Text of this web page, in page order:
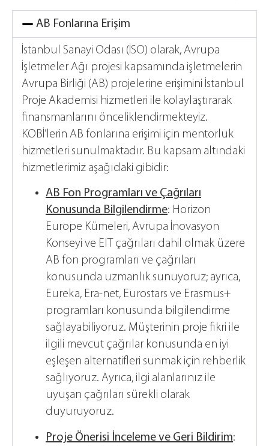
AB Fonlarına Erişim
İstanbul Sanayi Odası (İSO) olarak, Avrupa
İşletmeler Ağı projesi kapsamında işletmelerin
Avrupa Birliği (AB) projelerine erişimini İstanbul
Proje Akademisi hizmetleri ile kolaylaştırarak
finansmanlarını önceliklendirmekteyiz.
KOBİ’lerin AB fonlarına erişimi için mentorluk
hizmetleri sunulmaktadır. Bu kapsam altındaki
hizmetlerimiz aşağıdaki gibidir:
AB Fon Programları ve Çağrıları
Konusunda Bilgilendirme: Horizon
Europe Kümeleri, Avrupa İnovasyon
Konseyi ve EIT çağrıları dahil olmak üzere
AB fon programları ve çağrıları
konusunda uzmanlık sunuyoruz; ayrıca,
Eureka, Era-net, Eurostars ve Erasmus+
programları konusunda bilgilendirme
sağlayabiliyoruz. Müşterinin proje fikri ile
ilgili mevcut çağrılar konusunda en iyi
eşleşen alternatifleri sunmak için rehberlik
sağlıyoruz. Ayrıca, ilgi alanlarınız ile
uyuşan çağrıları sürekli olarak
duyuruyoruz.
Proje Önerisi İnceleme ve Geri Bildirim: